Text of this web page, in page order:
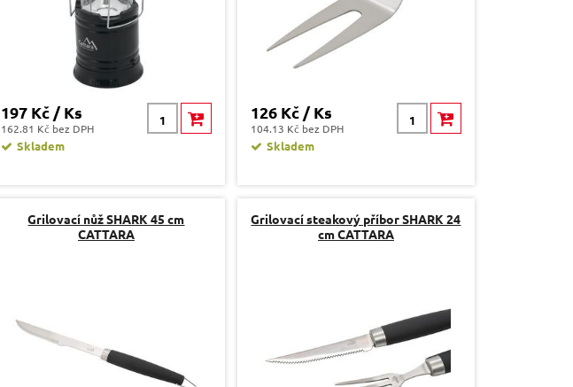
197 Kč / Ks
162.81 Kč bez DPH
Skladem
126 Kč / Ks
104.13 Kč bez DPH
Skladem
Grilovací nůž SHARK 45 cm
CATTARA
Grilovací steakový příbor SHARK 24
cm CATTARA